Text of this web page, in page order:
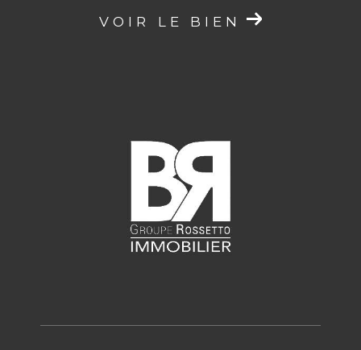
VOIR LE BIEN